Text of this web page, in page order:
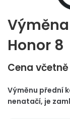
Honor 8
Cena
Výměnu přední
nenatačí, je